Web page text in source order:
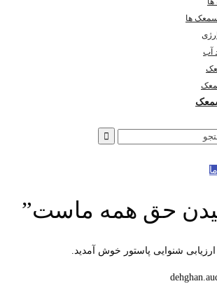
سمعک ها
آب
حق همه ماست”
شنوایی پاستور خوش آمدید.